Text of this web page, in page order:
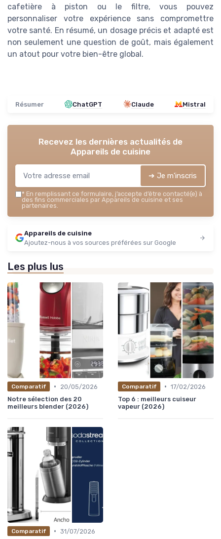
cafetière à piston ou le filtre, vous pouvez
personnaliser votre expérience sans compromettre
votre santé. En résumé, un dosage précis et adapté est
non seulement une question de goût, mais également
un atout pour votre bien-être global.
Résumer ChatGPT Claude Mistral
Recevez les dernières actualités de
Appareils de cuisine
➔ Je m'inscris
* En remplissant ce formulaire, j’accepte d’être contacté(e) à
des fins commerciales par Appareils de cuisine et ses
partenaires.
Appareils de cuisine
Ajoutez-nous à vos sources préférées sur Google
Les plus lus
Comparatif •
20/05/2026
Notre sélection des 20
meilleurs blender (2026)
Comparatif • 17/02/2026
Top 6 : meilleurs cuiseur
vapeur (2026)
Comparatif • 31/07/2026